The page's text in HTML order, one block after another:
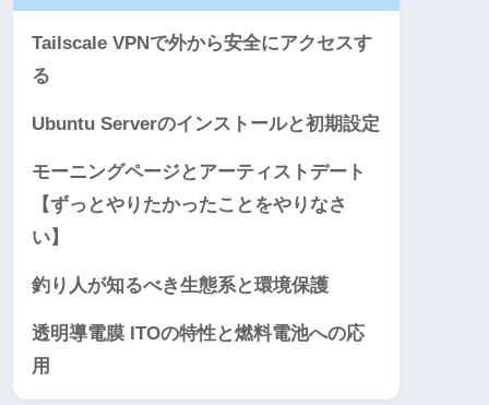
Tailscale VPNで外から安全にアクセスす
る
Ubuntu Serverのインストールと初期設定
モーニングページとアーティストデート
【ずっとやりたかったことをやりなさ
い】
釣り人が知るべき生態系と環境保護
透明導電膜 ITOの特性と燃料電池への応
用